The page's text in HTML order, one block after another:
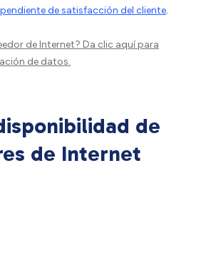
de satisfacción del cliente.
de Internet? Da clic aquípara
de datos.
de
de Internet